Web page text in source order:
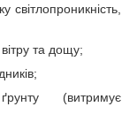
та дощу;
(витримує